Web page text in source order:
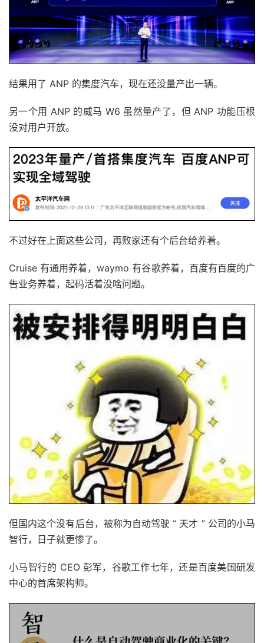
结果用了 ANP 的集度汽车，现在还没量产出一辆。
另一个用 ANP 的威马 W6 虽然量产了，但 ANP 功能压根
没对用户开放。
不过好在上面这些公司，再败家还有个后台给养着。
Cruise 有通用养着，waymo 有谷歌养着，百度有百度的广
告业务养着，起码活着没啥问题。
但国内这个没有后台，被称为自动驾驶 “ 天才 ” 公司的小马
智行，日子就更惨了。
小马智行的 CEO 彭军，谷歌工作七年，还是百度美国研发
中心的首席架构师。